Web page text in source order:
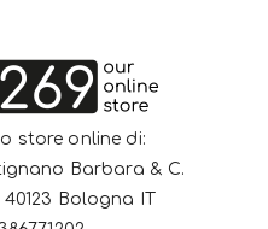
store online di:
Barbara & C.
Bologna IT